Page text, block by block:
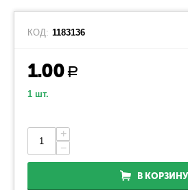
КОД: 1183136
1.00 Р
1 шт.
+
−
В КОРЗИНУ